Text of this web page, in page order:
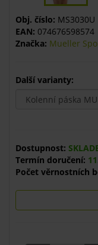
Obj. číslo: MS3030U
EAN: 074676598574
Značka: Mueller
Další varianty:
Dostupnost:
Termín doručení:
Počet věrnostních